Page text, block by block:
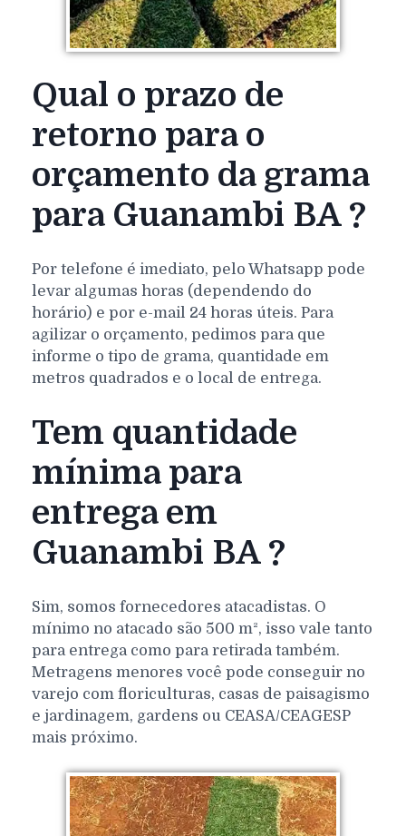
Qual o prazo de
retorno para o
orçamento da grama
para Guanambi BA ?
Por telefone é imediato, pelo Whatsapp pode
levar algumas horas (dependendo do
horário) e por e-mail 24 horas úteis. Para
agilizar o orçamento, pedimos para que
informe o tipo de grama, quantidade em
metros quadrados e o local de entrega.
Tem quantidade
mínima para
entrega em
Guanambi BA ?
Sim, somos fornecedores atacadistas. O
mínimo no atacado são 500 m², isso vale tanto
para entrega como para retirada também.
Metragens menores você pode conseguir no
varejo com floriculturas, casas de paisagismo
e jardinagem, gardens ou CEASA/CEAGESP
mais próximo.